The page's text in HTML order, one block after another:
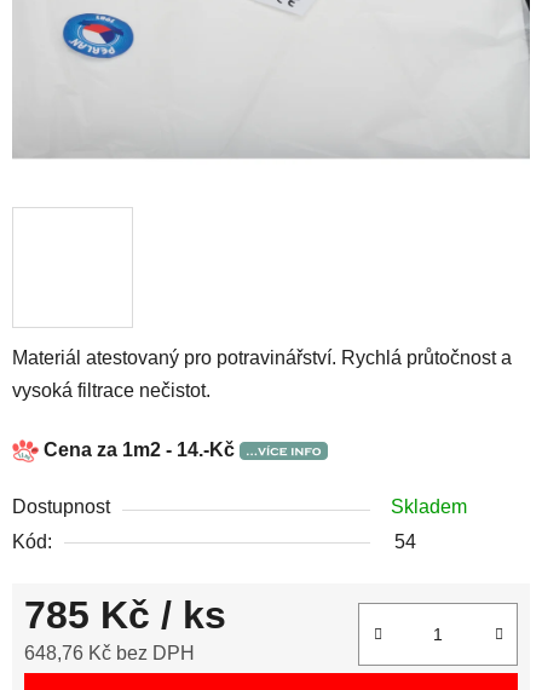
Materiál atestovaný pro potravinářství. Rychlá průtočnost a
vysoká filtrace nečistot.
Cena za 1m2 - 14.-Kč
Dostupnost
Skladem
Kód:
54
785 Kč / ks
648,76 Kč bez DPH